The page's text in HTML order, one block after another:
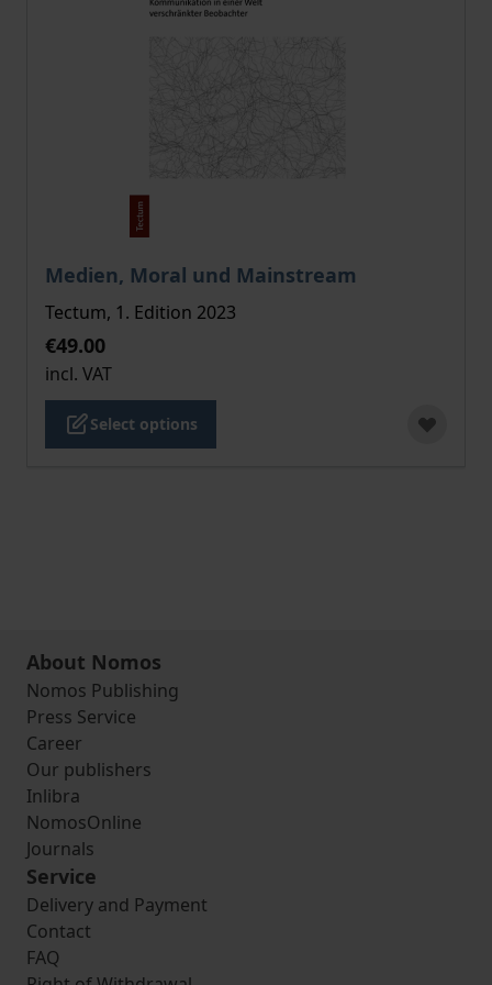
Medien, Moral und Mainstream
The price depends on the options chosen on the
Tectum, 1. Edition 2023
€49.00
incl. VAT
Select options
About Nomos
Nomos Publishing
Press Service
Career
Our publishers
Inlibra
NomosOnline
Journals
Service
Delivery and Payment
Contact
FAQ